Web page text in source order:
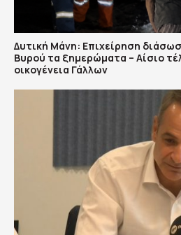
Δυτική Μάνη: Επιχείρηση
Βυρού τα ξημερώματα – Αίσιο
οικογένεια Γάλλων